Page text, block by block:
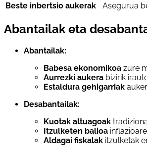
Beste inbertsio aukerak
Asegurua
Abantailak eta
Abantailak:
Babesa ekonomikoa zure
Aurrezki aukera bizirik
Estaldura gehigarriak
Desabantailak:
Kuotak altuagoak
Itzulketen balioa
Aldagai fiskalak itzulketak